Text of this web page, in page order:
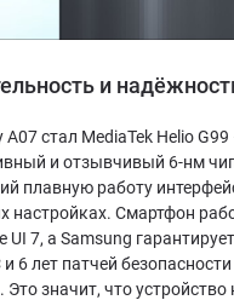
и
стал MediaTek Helio
и отзывчивый 6-нм
плавную работу
настройках. Смартфон
UI 7, а Samsung
6 лет патчей
Это значит, что